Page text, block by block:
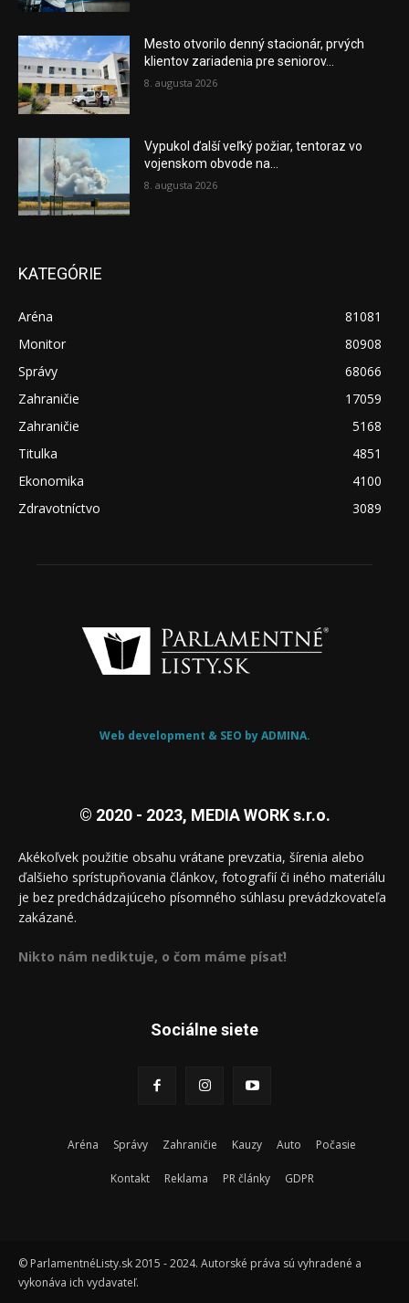
Mesto otvorilo denný stacionár, prvých
klientov zariadenia pre seniorov...
8. augusta 2026
Vypukol ďalší veľký požiar, tentoraz vo
vojenskom obvode na...
8. augusta 2026
KATEGÓRIE
Aréna
81081
Monitor
80908
Správy
68066
Zahraničie
17059
Zahraničie
5168
Titulka
4851
Ekonomika
4100
Zdravotníctvo
3089
Web development & SEO by ADMINA.
© 2020 - 2023, MEDIA WORK s.r.o.
Akékoľvek použitie obsahu vrátane prevzatia, šírenia alebo
ďalšieho sprístupňovania článkov, fotografií či iného materiálu
je bez predchádzajúceho písomného súhlasu prevádzkovateľa
zakázané.
Nikto nám nediktuje, o čom máme písať!
Sociálne siete
Aréna Správy Zahraničie Kauzy Auto Počasie
Kontakt Reklama PR články GDPR
© ParlamentnéListy.sk 2015 - 2024. Autorské práva sú vyhradené a
vykonáva ich vydavateľ.